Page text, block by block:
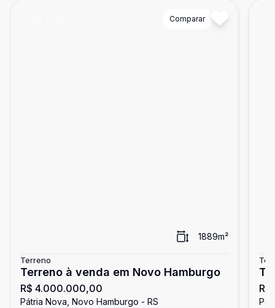
Comparar
1889m²
Terreno
Terreno à venda em Novo Hamburgo
R$ 4.000.000,00
Pátria Nova, Novo Hamburgo - RS